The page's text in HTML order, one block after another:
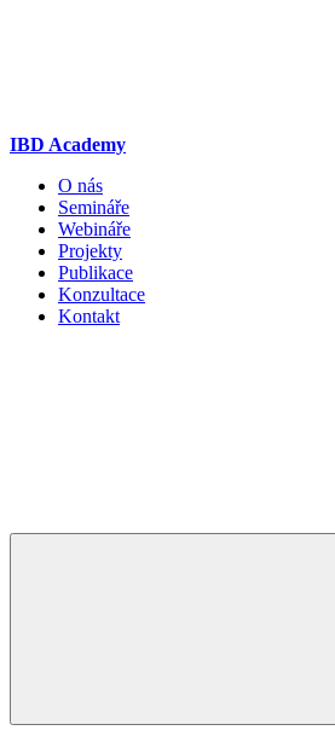
IBD Academy
O nás
Semináře
Webináře
Projekty
Publikace
Konzultace
Kontakt